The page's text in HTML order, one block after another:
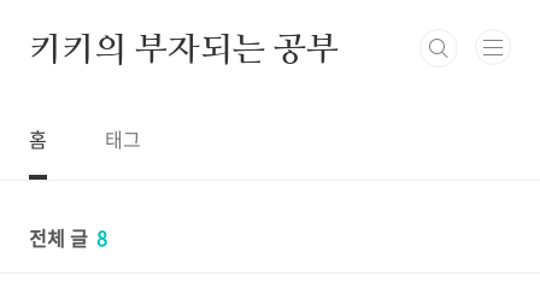
키키의 부자되는 공부
홈 태그
전체 글 8